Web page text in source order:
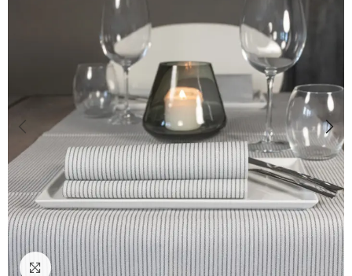
Clicca per ingrandire